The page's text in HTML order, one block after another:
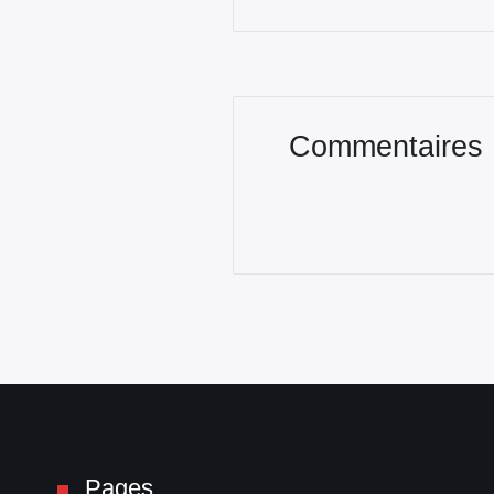
Commentaires
Pages